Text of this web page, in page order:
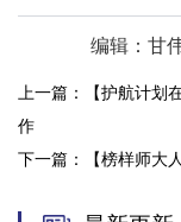
编辑：甘
上一篇：
【护航计划
作
下一篇：
【榜样师大